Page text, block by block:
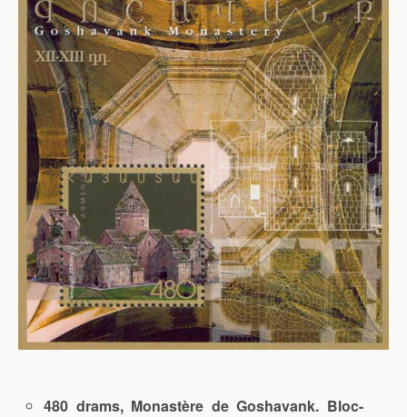
480 drams, Monastère de Goshavank. Bloc-